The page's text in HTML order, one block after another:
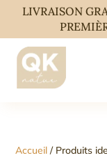
LIVRAISON
Accueil / Produits